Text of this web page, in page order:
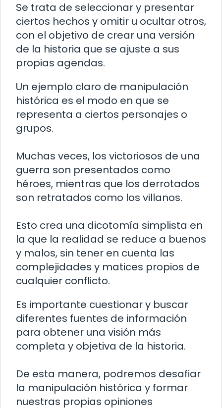
Se trata de seleccionar y presentar
ciertos hechos y omitir u ocultar otros,
con el objetivo de crear una versión
de la historia que se ajuste a sus
propias agendas.
Un ejemplo claro de manipulación
histórica es el modo en que se
representa a ciertos personajes o
grupos.
Muchas veces, los victoriosos de una
guerra son presentados como
héroes, mientras que los derrotados
son retratados como los villanos.
Esto crea una dicotomía simplista en
la que la realidad se reduce a buenos
y malos, sin tener en cuenta las
complejidades y matices propios de
cualquier conflicto.
Es importante cuestionar y buscar
diferentes fuentes de información
para obtener una visión más
completa y objetiva de la historia.
De esta manera, podremos desafiar
la manipulación histórica y formar
nuestras propias opiniones